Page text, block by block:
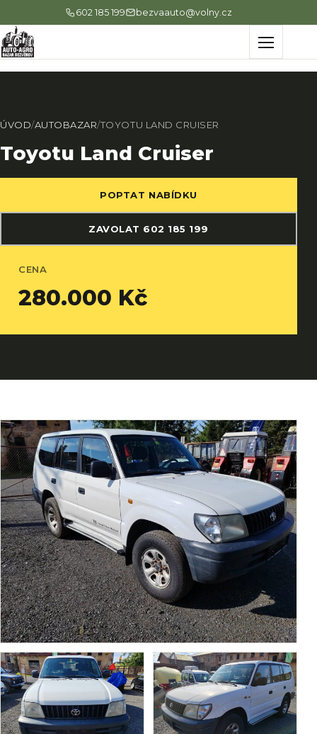
602 185 199 bezvaauto@volny.cz
Menu
ÚVOD/AUTOBAZAR/TOYOTU LAND CRUISER
Toyotu Land Cruiser
POPTAT NABÍDKU
ZAVOLAT 602 185 199
CENA
280.000 Kč